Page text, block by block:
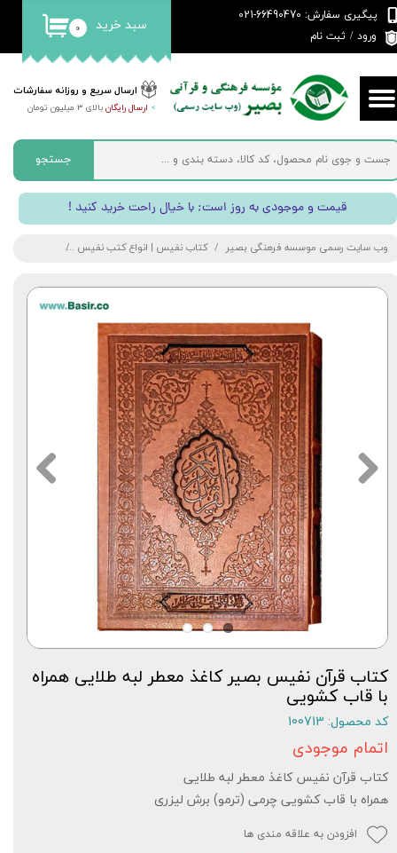
ارسال سریع و روزانه سفارشات
> ارسال رایگانبالای 3 میلیون تومان
پیگیری سفارش: 66490470-021
ورود / ثبت نام
حساب کاربری من
تغییر گذر واژه
سفارشات
خروج از حساب کاربری
۰ سبد خرید
جستجو
! قیمت و موجودی به روز است; با خیال راحت خرید کنید
وب سایت رسمی موسسه فرهنگی بصیر کتاب نفیس | انواع کتب نفیس
کتاب قرآن نفیس بصیر کاغذ معطر لبه طلایی همراه
با قاب کشویی
کد محصول: 100713
اتمام موجودی
کتاب قرآن نفیس کاغذ معطر لبه طلایی
همراه با قاب کشویی چرمی (ترمو) برش لیزری
افزودن به علاقه مندی ها